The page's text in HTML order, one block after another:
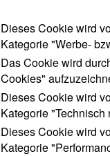
Dieses Cookie wird
Kategorie "Werbe-
Das Cookie wird
Cookies"
Dieses Cookie wird
Kategorie
Dieses Cookie wird
Kategorie